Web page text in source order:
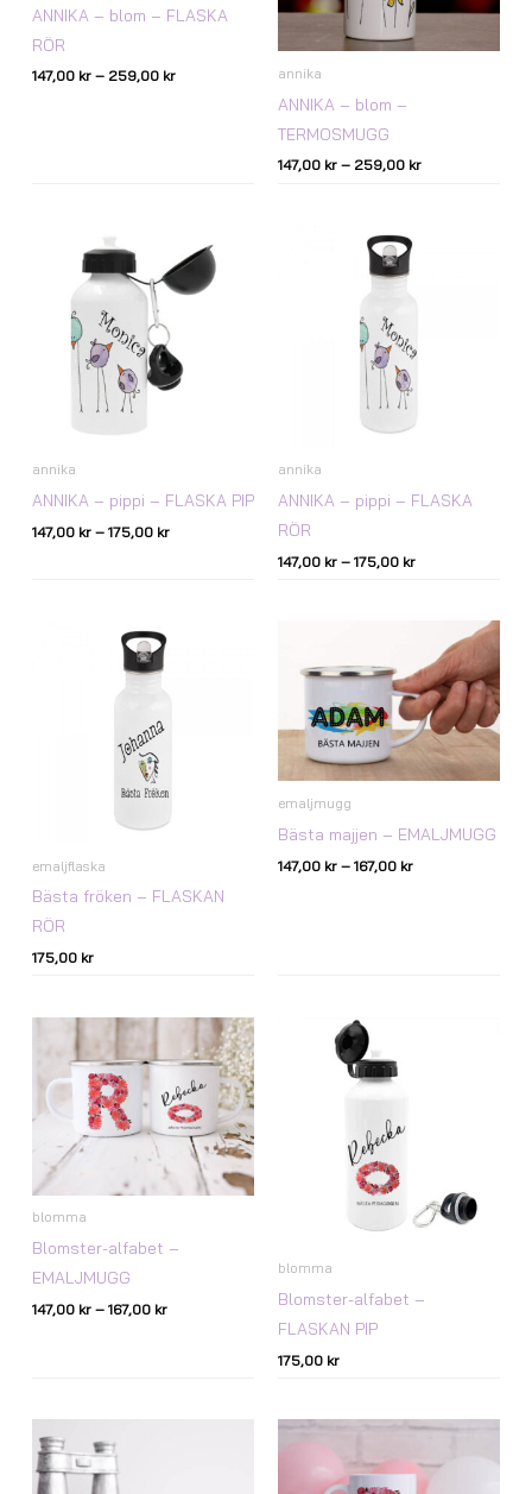
ANNIKA – blom – FLASKA
RÖR
147,00 kr – 259,00 kr annika
ANNIKA – blom –
TERMOSMUGG
147,00 kr – 259,00 kr
annika
ANNIKA – pippi – FLASKA PIP
147,00 kr – 175,00 kr
147,00 kr
till
175,00 kr
annika
ANNIKA – pippi – FLASKA
RÖR
147,00 kr – 175,00 kr
emaljflaska
Bästa fröken – FLASKAN
RÖR
175,00 kr
emaljmugg
Bästa majjen – EMALJMUGG
147,00 kr – 167,00 kr
Prisintervall:
147,00 kr
till
167,00 kr
blomma
Blomster-alfabet –
EMALJMUGG
147,00 kr – 167,00 kr
Prisintervall:
147,00 kr
till
167,00 kr
blomma
Blomster-alfabet –
FLASKAN PIP
175,00 kr
Prisintervall:
till